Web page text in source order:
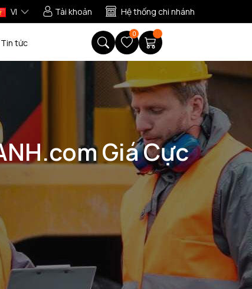
VI Tài khoản Hệ thống chi nhánh
Tin tức
0
Giá Cực